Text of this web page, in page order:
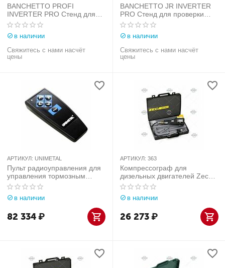
BANCHETTO PROFI
INVERTER PRO Стенд для
проверки
электрооборудования
легковых автомобилей
в наличии
Свяжитесь с нами насчёт
цены
BANCHETTO JR INVERTER
PRO Стенд для проверки
электрооборудования
легковых автомобилей
в наличии
Свяжитесь с нами насчёт
цены
АРТИКУЛ: UNIMETAL
Пульт радиоуправления для
управления тормозным
стендом UNIMETAL
в наличии
82 334₽
АРТИКУЛ: 363
Компрессограф для
дизельных двигателей Zeca
(Италия) арт. 363
в наличии
26 273₽